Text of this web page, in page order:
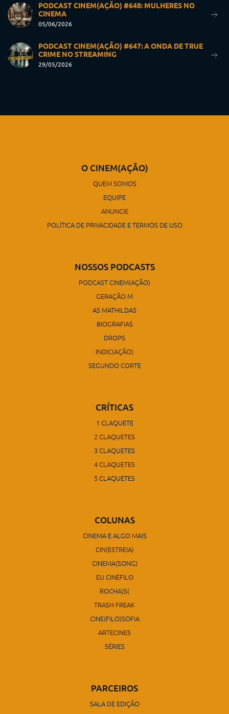
PODCAST CINEM(AÇÃO) #648: MULHERES NO
CINEMA
05/06/2026
PODCAST CINEM(AÇÃO) #647: A ONDA DE TRUE
CRIME NO STREAMING
29/05/2026
O CINEM(AÇÃO)
QUEM SOMOS
EQUIPE
ANUNCIE
POLÍTICA DE PRIVACIDADE E TERMOS DE USO
NOSSOS PODCASTS
PODCAST CINEM(AÇÃO)
GERAÇÃO M
AS MATHILDAS
BIOGRAFIAS
DROPS
INDIC(AÇÃO)
SEGUNDO CORTE
CRÍTICAS
1 CLAQUETE
2 CLAQUETES
3 CLAQUETES
4 CLAQUETES
5 CLAQUETES
COLUNAS
CINEMA E ALGO MAIS
CIN(ESTREIA)
CINEMA(SONG)
EU CINÉFILO
ROCHA)S(
TRASH FREAK
CINE(FILO)SOFIA
ARTECINES
SÉRIES
PARCEIROS
SALA DE EDIÇÃO